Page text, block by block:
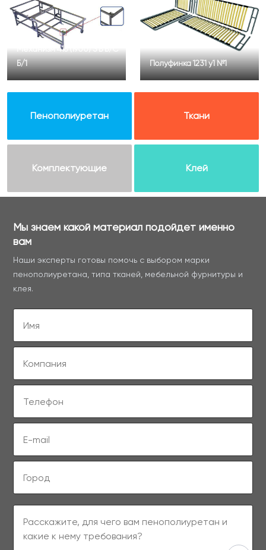
Механизм 416 (1900) З Б Б/С
Б/1
Полуфинка 1231 у1 №1
Пенополиуретан Ткани
Комплектующие Клей
Мы знаем какой материал подойдет именно
вам
Наши эксперты готовы помочь с выбором марки
пенополиуретана, типа тканей, мебельной фурнитуры и
клея.